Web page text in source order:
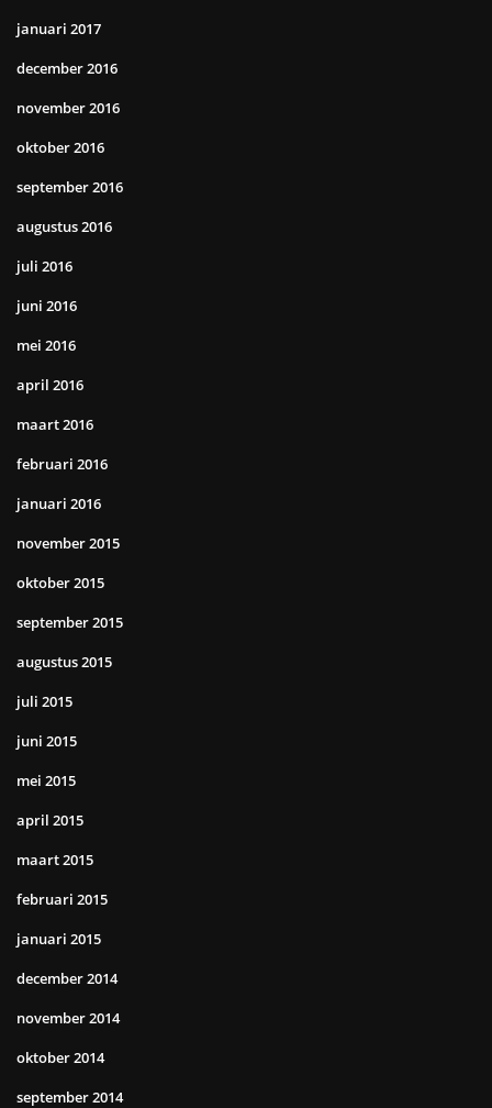
januari 2017
december 2016
november 2016
oktober 2016
september 2016
augustus 2016
juli 2016
juni 2016
mei 2016
april 2016
maart 2016
februari 2016
januari 2016
november 2015
oktober 2015
september 2015
augustus 2015
juli 2015
juni 2015
mei 2015
april 2015
maart 2015
februari 2015
januari 2015
december 2014
november 2014
oktober 2014
september 2014